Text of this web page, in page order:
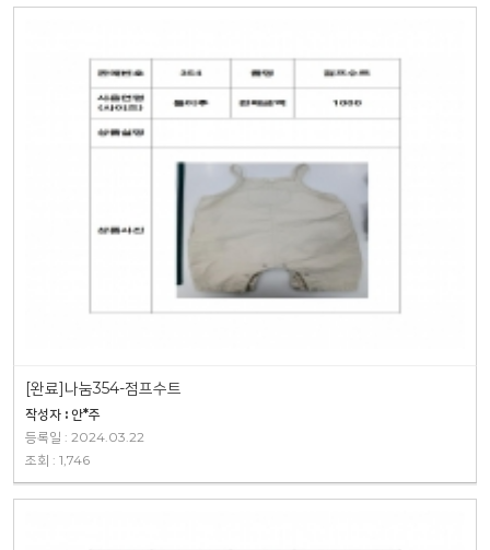
[완료]나눔354-점프수트
작성자 : 안*주
등록일 : 2024.03.22
조회 : 1,746